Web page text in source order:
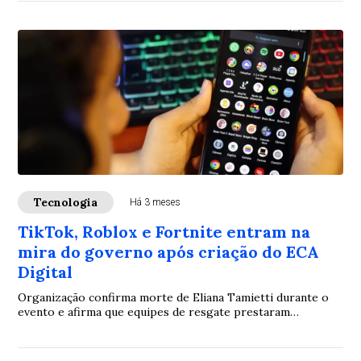
Tecnologia Há 3 meses
TikTok, Roblox e Fortnite entram na
mira do governo após criação do ECA
Digital
Organização confirma morte de Eliana Tamietti durante o
evento e afirma que equipes de resgate prestaram